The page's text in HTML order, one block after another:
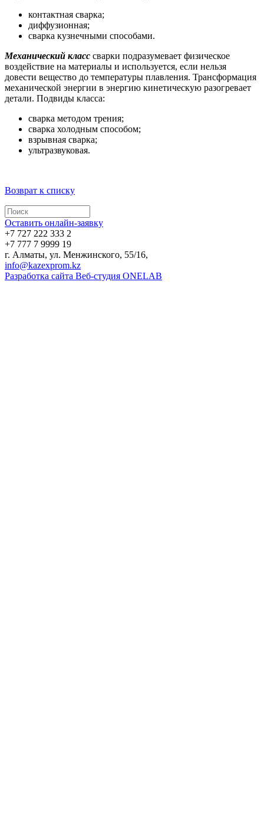
контактная сварка;
диффузионная;
сварка кузнечными способами.
Механический класс сварки подразумевает физическое
воздействие на материалы и используется, если нельзя
довести вещество до температуры плавления. Трансформация
механической энергии в энергию кинетическую разогревает
детали. Подвиды класса:
сварка методом трения;
сварка холодным способом;
взрывная сварка;
ультразвуковая.
Возврат к списку
Оставить онлайн-заявку
+7 727 222 333 2
+7 777 7 9999 19
г. Алматы, ул. Менжинского, 55/16,
info@kazexprom.kz
Разработка сайта Веб-студия ONELAB